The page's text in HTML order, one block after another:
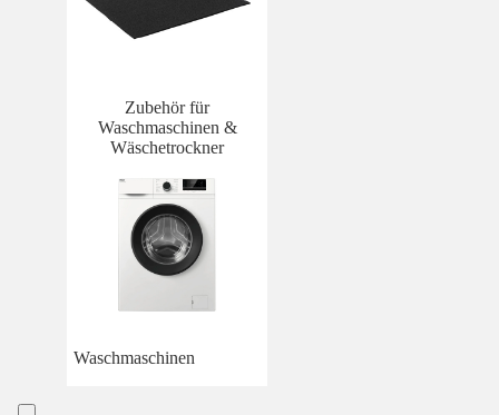
Zubehör für
Waschmaschinen &
Wäschetrockner
Waschmaschinen